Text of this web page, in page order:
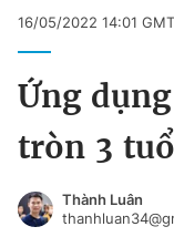
Chuyên mục
Chào ngày mới
Đổi mật khẩu
Tin đã lưu
Tin đã xem
16/05/2022 14:01
Ứng
tròn 3
Thành Luân